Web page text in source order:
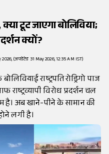
टूट जाएगा बोलिविया;
क्यों?
2026, (अपडेटेड 31 May 2026, 12:35 AM IST)
राष्ट्रपति रोड्रिगो पाज
विरोध प्रदर्शन चल
है। अब खाने-पीने के सामान की
लगी है।